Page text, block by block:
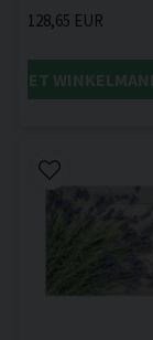
128,65 EUR
HET